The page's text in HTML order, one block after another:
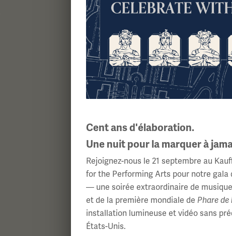
sergent. Eddie S.Smith
sergent. Ralph P. Tanner
sergent. Chester A. Waltman
sergent. Harold E. Weber
sergent. Everett A. Semaines
sergent. Elmer E. Wickline
Cpl. Lloyd L.Adams
Cpl. Arthur B.Baughman
Cpl. David E. Blackburn
Cpl. Tracy S. Blair
Cpl. Fred D.Byard
Cpl. Stuart Carkener, II
Cpl. Clyde Chilson
Cpl. Diller O. Clouse
Cent ans d'élaboration.
Une nuit pour la marquer à
Rejoignez-nous le 21 septembre au
for the Performing Arts pour notre gala
— une soirée extraordinaire de
et de la première mondiale de Phare
installation lumineuse et vidéo sans
États-Unis.